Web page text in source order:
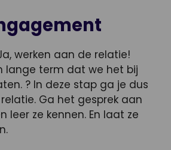
werken aan de relatie!
lange term dat we het bij
? In deze stap ga je dus
Ga het gesprek aan
leer ze kennen. En laat ze